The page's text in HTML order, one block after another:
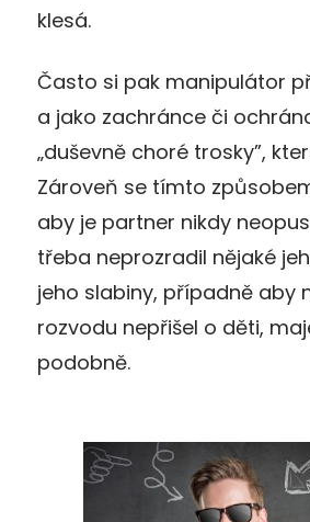
klesá.
Často si pak manipulátor
a jako zachránce či
„duševně choré trosky”,
Zároveň se tímto
aby je partner nikdy
třeba neprozradil nějaké
jeho slabiny, případně aby
rozvodu nepřišel o děti,
podobně.